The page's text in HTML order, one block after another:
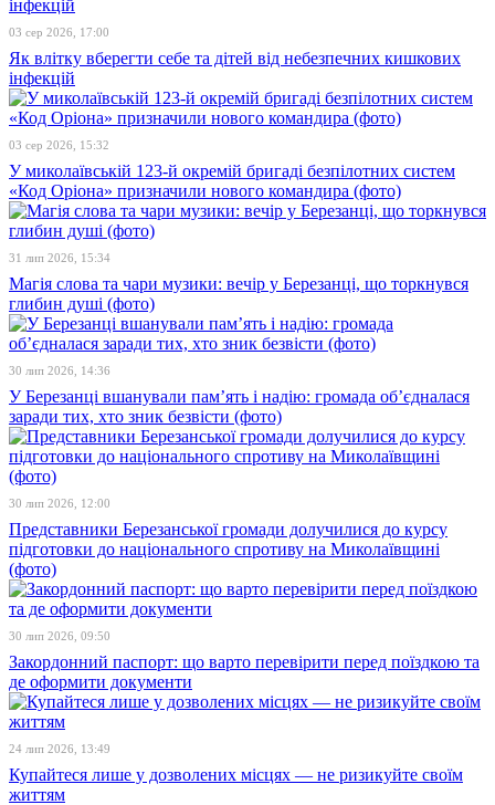
03 сер 2026, 17:00
Як влітку вберегти себе та дітей від небезпечних кишкових
інфекцій
03 сер 2026, 15:32
У миколаївській 123-й окремій бригаді безпілотних систем
«Код Оріона» призначили нового командира (фото)
31 лип 2026, 15:34
Магія слова та чари музики: вечір у Березанці, що торкнувся
глибин душі (фото)
30 лип 2026, 14:36
У Березанці вшанували пам’ять і надію: громада об’єдналася
заради тих, хто зник безвісти (фото)
30 лип 2026, 12:00
Представники Березанської громади долучилися до курсу
підготовки до національного спротиву на Миколаївщині
(фото)
30 лип 2026, 09:50
Закордонний паспорт: що варто перевірити перед поїздкою та
де оформити документи
24 лип 2026, 13:49
Купайтеся лише у дозволених місцях — не ризикуйте своїм
життям